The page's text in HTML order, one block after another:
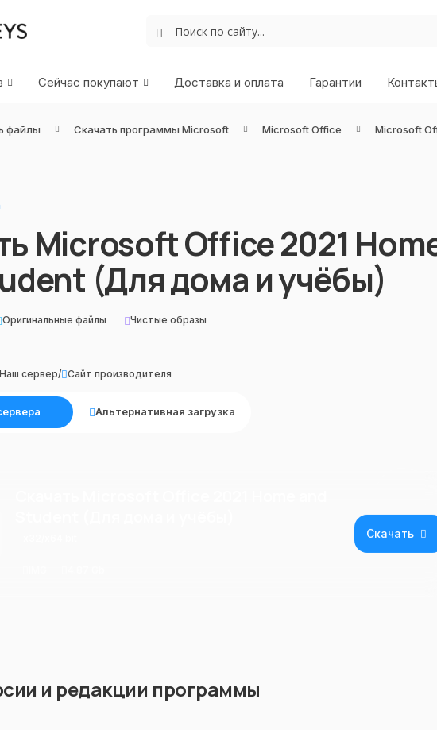
Сейчас покупают Доставка и оплата Гарантии
файлы Скачать программы Microsoft Microsoft Office Microsoft
Microsoft Office 2021
(Для дома и учёбы)
Оригинальные файлы Чистые образы
Наш сервер/ Сайт производителя
Альтернативная загрузка
Скачать
и редакции программы